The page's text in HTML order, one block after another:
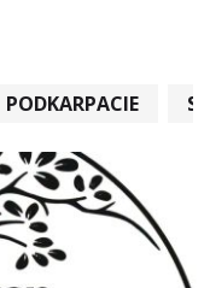
PODKARPACIE